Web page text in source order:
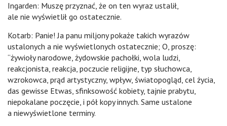
Ingarden: Muszę przyznać, że on ten wyraz ustalił,
ale nie wyświetlił go ostatecznie.
Kotarb: Panie! Ja panu miljony pokaże takich wyrazów
ustalonych a nie wyświetlonych ostatecznie; O, proszę:
“żywioły narodowe, żydowskie pachołki, wola ludzi,
reakcjonista, reakcja, poczucie religijne, typ słuchowca,
wzrokowca, prąd artystyczny, wpływ, światopogląd, cel życia,
das gewisse Etwas, sfinksowość kobiety, tajnie prabytu,
niepokalane poczęcie, i pół kopy innych. Same ustalone
a niewyświetlone terminy.